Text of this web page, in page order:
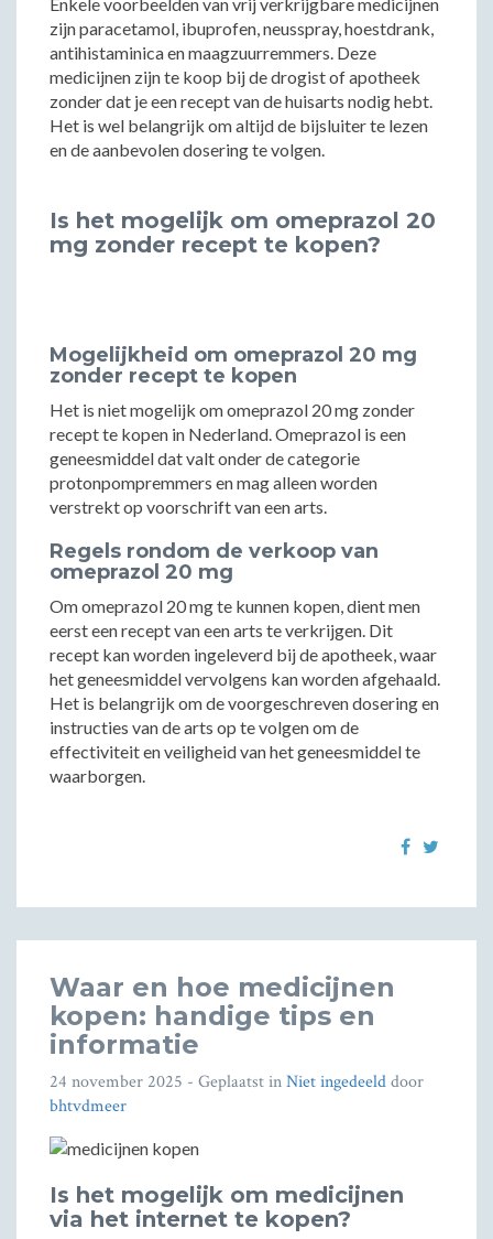
zijn paracetamol, ibuprofen, neusspray, hoestdrank,
antihistaminica en maagzuurremmers. Deze
medicijnen zijn te koop bij de drogist of apotheek
zonder dat je een recept van de huisarts nodig hebt.
Het is wel belangrijk om altijd de bijsluiter te lezen
en de aanbevolen dosering te volgen.
Is het mogelijk om omeprazol 20
mg zonder recept te kopen?
Mogelijkheid om omeprazol 20 mg
zonder recept te kopen
Het is niet mogelijk om omeprazol 20 mg zonder
recept te kopen in Nederland. Omeprazol is een
geneesmiddel dat valt onder de categorie
protonpompremmers en mag alleen worden
verstrekt op voorschrift van een arts.
Regels rondom de verkoop van
omeprazol 20 mg
Om omeprazol 20 mg te kunnen kopen, dient men
eerst een recept van een arts te verkrijgen. Dit
recept kan worden ingeleverd bij de apotheek, waar
het geneesmiddel vervolgens kan worden afgehaald.
Het is belangrijk om de voorgeschreven dosering en
instructies van de arts op te volgen om de
effectiviteit en veiligheid van het geneesmiddel te
waarborgen.
Waar en hoe medicijnen
kopen: handige tips en
informatie
24 november 2025 - Geplaatst inNiet ingedeelddoor
bhtvdmeer
Is het mogelijk om medicijnen
via het internet te kopen?